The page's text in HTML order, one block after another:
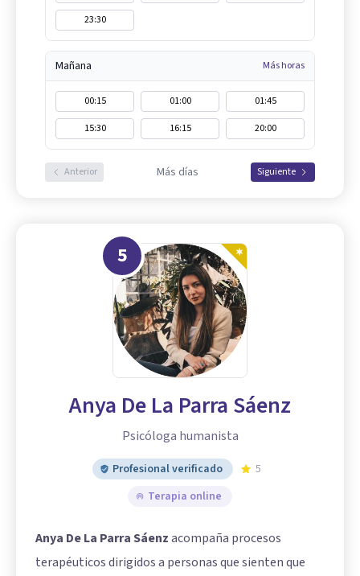
23:30
Mañana Más horas
00:15 01:00
01:45
15:30
16:15 20:00
Anterior Más días Siguiente
5
Anya De La Parra Sáenz
Psicóloga humanista
Profesional verificado
5
Terapia online
Anya De La Parra Sáenzacompaña procesos
terapéuticos dirigidos a personas que sienten que